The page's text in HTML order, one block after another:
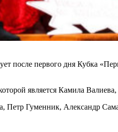
после первого дня Кубка
является Камила Валиева,
Гуменник, Александр